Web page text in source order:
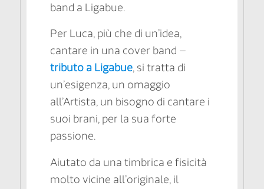
band a Ligabue.
Per Luca, più che di un’idea,
cantare in una cover band –
tributo a Ligabue, si tratta di
un’esigenza, un omaggio
all’Artista, un bisogno di cantare i
suoi brani, per la sua forte
passione.
Aiutato da una timbrica e fisicità
molto vicine all’originale, il